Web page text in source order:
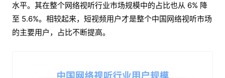
水平。其在整个网络视听行业市场规模中的占比也从 6% 降
至 5.6%。相较起来，短视频用户才是整个中国网络视听市场
的主要用户，占比不断提高。